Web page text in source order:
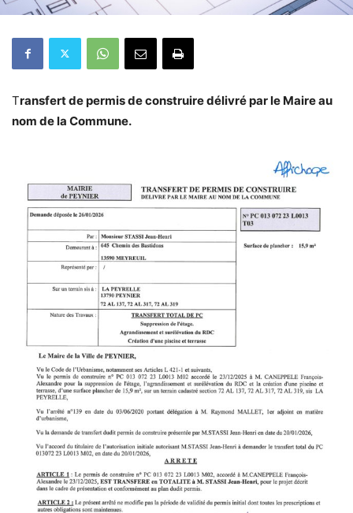
Transfert de permis de construire délivré par le Maire au
nom de la Commune.